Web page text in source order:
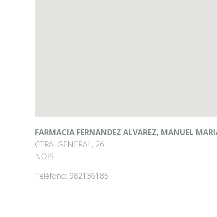
FARMACIA FERNANDEZ ALVAREZ, MANUEL
CTRA. GENERAL, 26
NOIS
Teléfono: 982136185